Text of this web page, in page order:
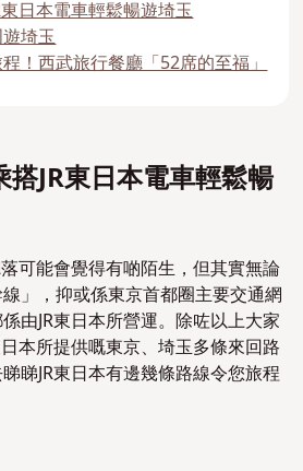
日本電車輕鬆暢遊埼玉
埼玉
！西武旅行餐廳「52席的至福」
JR東日本電車輕鬆暢
落可能會覺得有啲陌生，但其實無論
」，抑或係東京首都圈主要交通網
由JR東日本所營運。除咗以上大家
本所提供嘅東京、埼玉多條來回路
睇JR東日本有邊幾條路線令您旅程